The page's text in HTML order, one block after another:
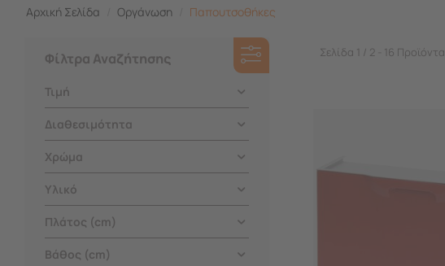
Αρχική Σελίδα Οργάνωση Παπουτσοθήκες
Φίλτρα Αναζήτησης
Τιμή
Διαθεσιμότητα
Χρώμα
Υλικό
Πλάτος (cm)
Βάθος (cm)
Σελίδα 1 / 2 - 16 Προϊόντα